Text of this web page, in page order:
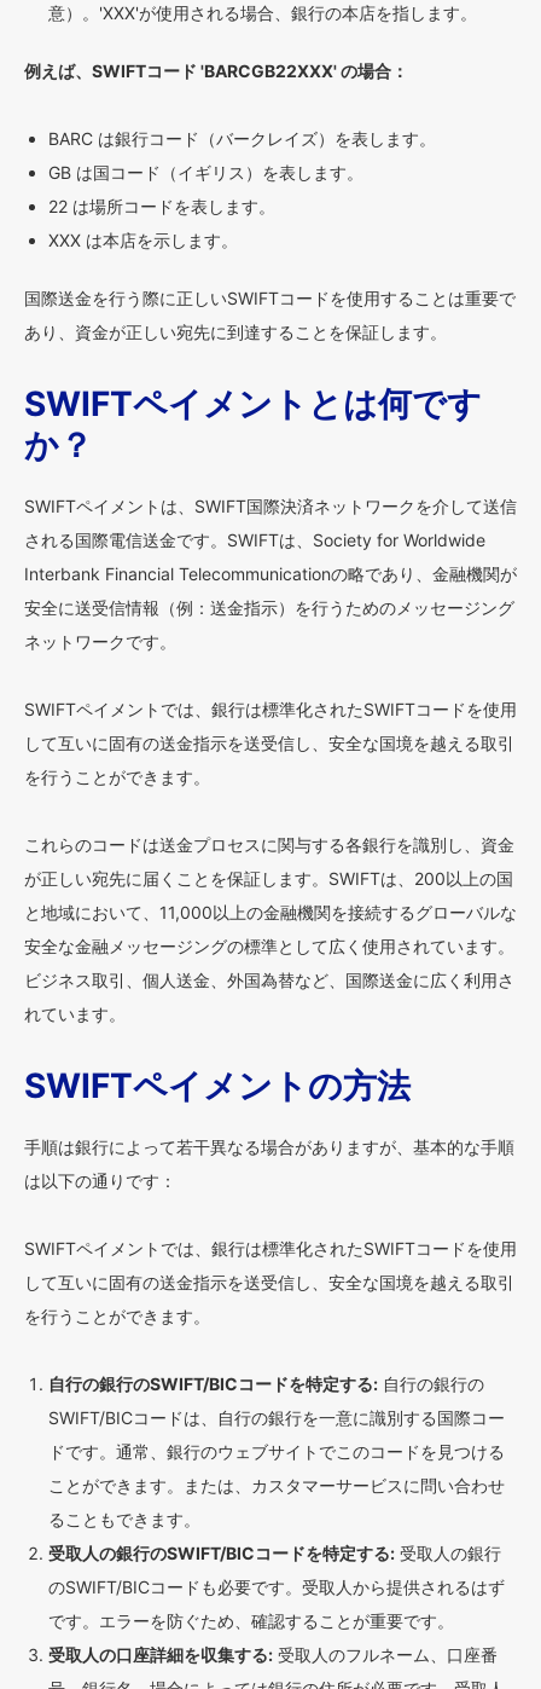
意）。'XXX'が使用される場合、銀行の本店を指します。
例えば、SWIFTコード 'BARCGB22XXX' の場合：
BARC は銀行コード（バークレイズ）を表します。
GB は国コード（イギリス）を表します。
22 は場所コードを表します。
XXX は本店を示します。
国際送金を行う際に正しいSWIFTコードを使用することは重要で
あり、資金が正しい宛先に到達することを保証します。
SWIFTペイメントとは何です
か？
SWIFTペイメントは、SWIFT国際決済ネットワークを介して送信
される国際電信送金です。SWIFTは、Society for Worldwide
Interbank Financial Telecommunicationの略であり、金融機関が
安全に送受信情報（例：送金指示）を行うためのメッセージング
ネットワークです。
SWIFTペイメントでは、銀行は標準化されたSWIFTコードを使用
して互いに固有の送金指示を送受信し、安全な国境を越える取引
を行うことができます。
これらのコードは送金プロセスに関与する各銀行を識別し、資金
が正しい宛先に届くことを保証します。SWIFTは、200以上の国
と地域において、11,000以上の金融機関を接続するグローバルな
安全な金融メッセージングの標準として広く使用されています。
ビジネス取引、個人送金、外国為替など、国際送金に広く利用さ
れています。
SWIFTペイメントの方法
手順は銀行によって若干異なる場合がありますが、基本的な手順
は以下の通りです：
SWIFTペイメントでは、銀行は標準化されたSWIFTコードを使用
して互いに固有の送金指示を送受信し、安全な国境を越える取引
を行うことができます。
自行の銀行のSWIFT/BICコードを特定する: 自行の銀行の
SWIFT/BICコードは、自行の銀行を一意に識別する国際コー
ドです。通常、銀行のウェブサイトでこのコードを見つける
ことができます。または、カスタマーサービスに問い合わせ
ることもできます。
受取人の銀行のSWIFT/BICコードを特定する: 受取人の銀行
のSWIFT/BICコードも必要です。受取人から提供されるはず
です。エラーを防ぐため、確認することが重要です。
受取人の口座詳細を収集する: 受取人のフルネーム、口座番